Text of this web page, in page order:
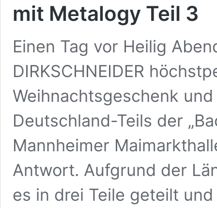
mit Metalogy Teil 3
Einen Tag vor Heilig
DIRKSCHNEIDER
Weihnachtsgeschenk
Deutschland-Teils der
Mannheimer
Antwort. Aufgrund der
es in drei Teile geteilt